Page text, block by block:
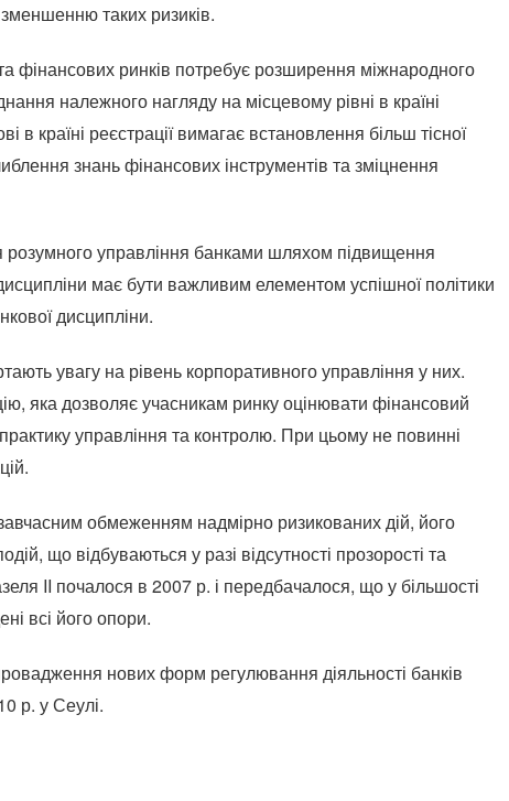
таких ризиків.
фінансових ринків потребує розширення міжнародного
належного нагляду на місцевому рівні в країні
країні реєстрації вимагає встановлення більш тісної
знань фінансових інструментів та зміцнення
розумного управління банками шляхом підвищення
має бути важливим елементом успішної політики
дисципліни.
увагу на рівень корпоративного управління у них.
яка дозволяє учасникам ринку оцінювати фінансовий
управління та контролю. При цьому не повинні
обмеженням надмірно ризикованих дій, його
що відбуваються у разі відсутності прозорості та
II почалося в 2007 р. і передбачалося, що у більшості
всі його опори.
нових форм регулювання діяльності банків
р. у Сеулі.